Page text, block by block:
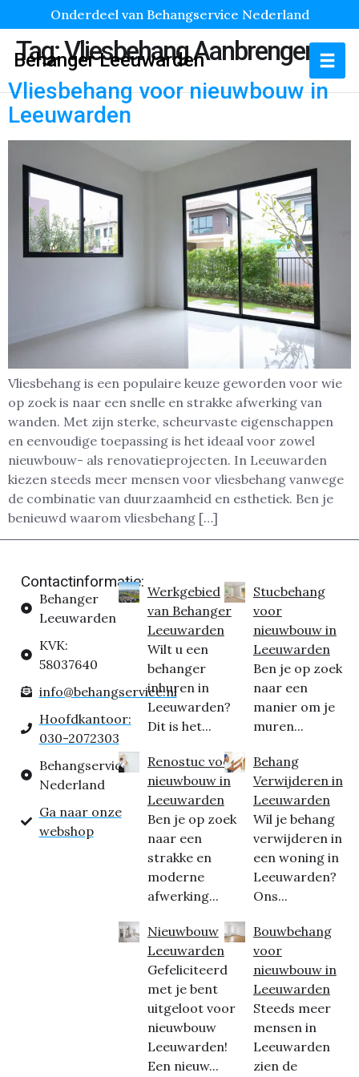
Onderdeel van Behangservice Nederland
Behanger Leeuwarden
Tag:Vliesbehang Aanbrengen
Vliesbehang voor nieuwbouw in
Leeuwarden
Vliesbehang is een populaire keuze geworden voor wie
op zoek is naar een snelle en strakke afwerking van
wanden. Met zijn sterke, scheurvaste eigenschappen
en eenvoudige toepassing is het ideaal voor zowel
nieuwbouw- als renovatieprojecten. In Leeuwarden
kiezen steeds meer mensen voor vliesbehang vanwege
de combinatie van duurzaamheid en esthetiek. Ben je
benieuwd waarom vliesbehang […]
Contactinformatie:
Behanger
Leeuwarden
KVK:
58037640
info@behangservice.nl
Hoofdkantoor:
030-2072303
Behangservice
Nederland
Ga naar onze
webshop
Werkgebied
van Behanger
Leeuwarden
Wilt u een
behanger
inhuren in
Leeuwarden?
Dit is het...
Renostuc voor
nieuwbouw in
Leeuwarden
Ben je op zoek
naar een
strakke en
moderne
afwerking...
Nieuwbouw
Leeuwarden
Gefeliciteerd
met je bent
uitgeloot voor
nieuwbouw
Leeuwarden!
Een nieuw...
Stucbehang
voor
nieuwbouw in
Leeuwarden
Ben je op zoek
naar een
manier om je
muren...
Behang
Verwijderen in
Leeuwarden
Wil je behang
verwijderen in
een woning in
Leeuwarden?
Ons...
Bouwbehang
voor
nieuwbouw in
Leeuwarden
Steeds meer
mensen in
Leeuwarden
zien de